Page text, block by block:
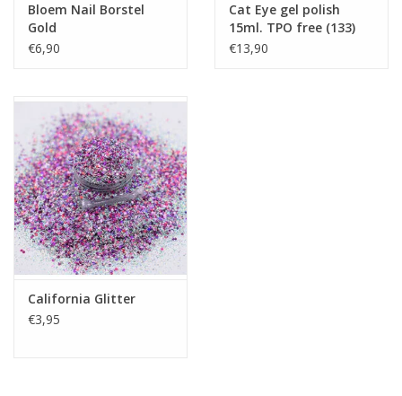
Bloem Nail Borstel
Gold
€6,90
Cat Eye gel polish
15ml. TPO free (133)
€13,90
California Glitter
€3,95